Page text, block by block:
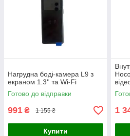
Нагрудна боді-камера L9 з
екраном 1.3'' та Wi-Fi
Готово до відправки
991 ₴ 1 155 ₴
Купити
для
1